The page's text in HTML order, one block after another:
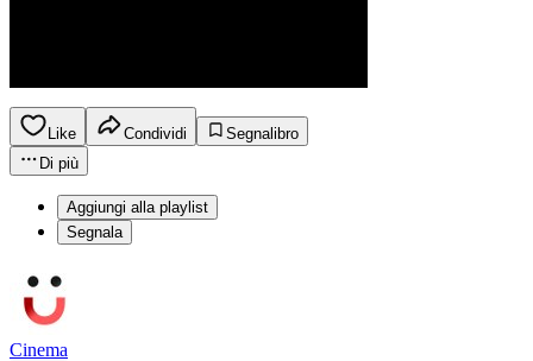
Like Condividi
Segnalibro
Di più
Aggiungi alla playlist
Segnala
Cinema